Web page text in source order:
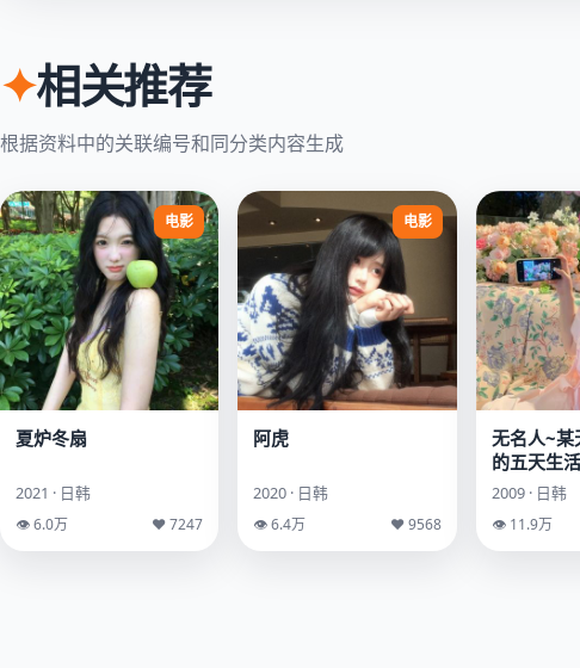
✦相关推荐
根据资料中的关联编号和同分类内容生成
电影
夏炉冬扇
2021 · 日韩
👁 6.0万 ♥ 7247
电影
阿虎
2020 · 日韩
👁 6.4万 ♥ 9568
无名人~某
的五天生活
2009 · 日韩
👁 11.9万